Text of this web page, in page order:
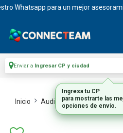
Whatsapp para un mejor
Enviar a Ingresar CP y ciudad
Inicio Audio Headsets Y Video
Ingresa tu CP
para mostrarte las
opciones de envío.